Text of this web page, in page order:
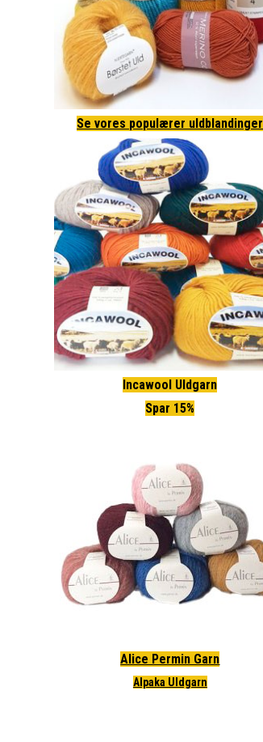
Se vores populærer uldblandinger
Incawool Uldgarn
Spar 15%
Alice Permin Garn
Alpaka Uldgarn